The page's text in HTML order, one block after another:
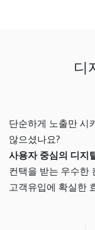
디
단순하게 노출만 시
않으셨나요?
사용자 중심의 디지
컨택을 받는 우수한
고객유입에 확실한